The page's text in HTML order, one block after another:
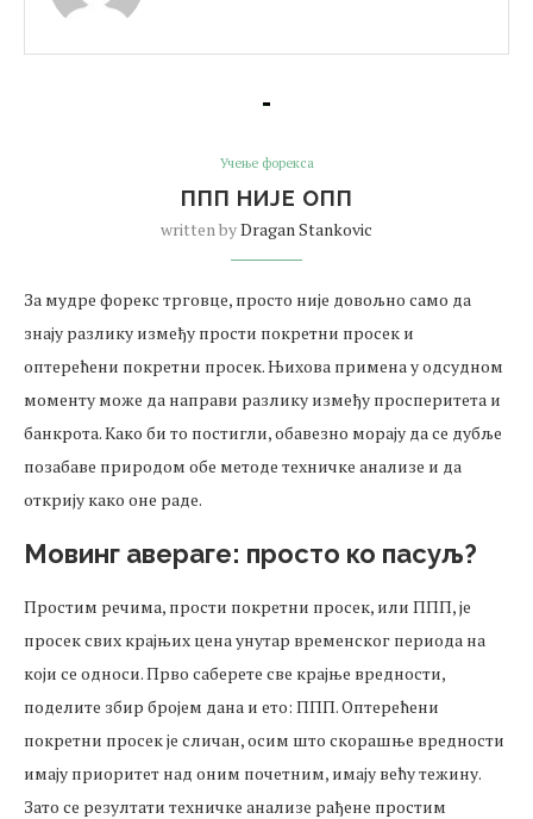
Учење форекса
ППП НИЈЕ ОПП
written byDragan Stankovic
За мудре форекс трговце, просто није довољно само да
знају разлику између прости покретни просек и
оптерећени покретни просек. Њихова примена у одсудном
моменту може да направи разлику између просперитета и
банкрота. Како би то постигли, обавезно морају да се дубље
позабаве природом обе методе техничке анализе и да
открију како оне раде.
Мовинг авераге: просто ко пасуљ?
Простим речима, прости покретни просек, или ППП, је
просек свих крајњих цена унутар временског периода на
који се односи. Прво саберете све крајње вредности,
поделите збир бројем дана и ето: ППП. Оптерећени
покретни просек је сличан, осим што скорашње вредности
имају приоритет над оним почетним, имају већу тежину.
Зато се резултати техничке анализе рађене простим